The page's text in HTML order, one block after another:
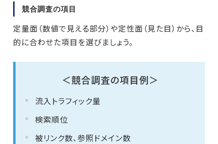
競合調査の項目
定量面（数値で見える部分）や定性面（見た目）から、目
的に合わせた項目を選びましょう。
＜競合調査の項目例＞
流入トラフィック量
検索順位
被リンク数、参照ドメイン数